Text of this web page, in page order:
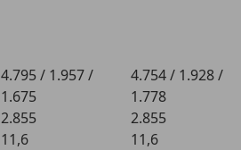
4.795 / 1.957 /
1.675
4.754 / 1.928 /
1.778
2.855
2.855
11,6
11,6